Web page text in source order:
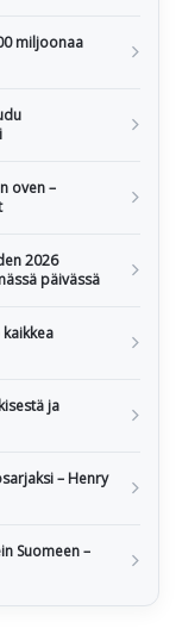
miljoonaa
oven –
2026
päivässä
ja
– Henry
Suomeen –